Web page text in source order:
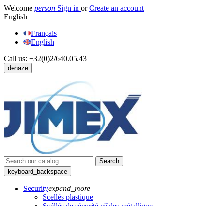
Welcome person Sign in or Create an account
English
Français
English
Call us: +32(0)2/640.05.43
dehaze
Search
keyboard_backspace
Securityexpand_more
Scellés plastique